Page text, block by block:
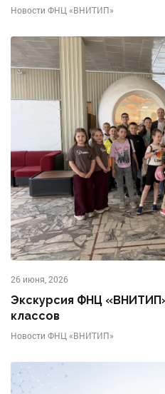
Новости ФНЦ «ВНИТИП»
26 июня, 2026
Экскурсия ФНЦ
классов
Новости ФНЦ «ВНИТИП»